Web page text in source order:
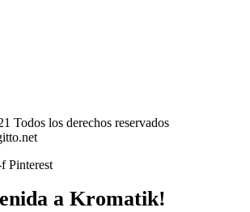
Todos los derechos reservados
f Pinterest
a Kromatik!